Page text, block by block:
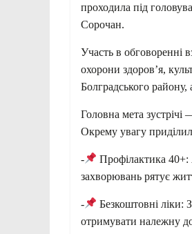
проходила під
Сорочан.
Участь в обговоренні
охорони здоров’я,
Болградського району,
Головна мета
Окрему увагу
-
Профілактика 40+:
захворювань рятує
-
Безкоштовні ліки:
отримувати належну